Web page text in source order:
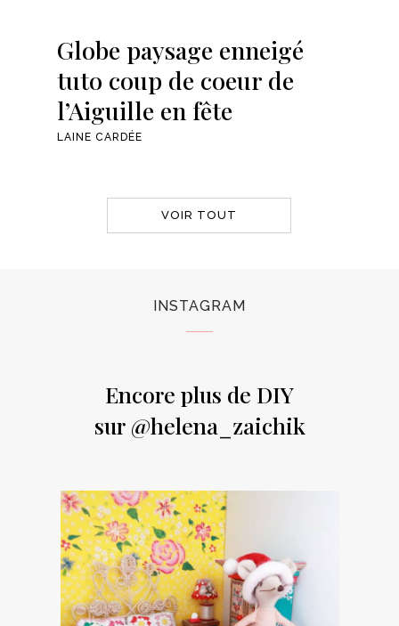
Globe paysage enneigé
tuto coup de coeur de
l’Aiguille en fête
LAINE CARDÉE
VOIR TOUT
INSTAGRAM
Encore plus de DIY
sur @helena_zaichik